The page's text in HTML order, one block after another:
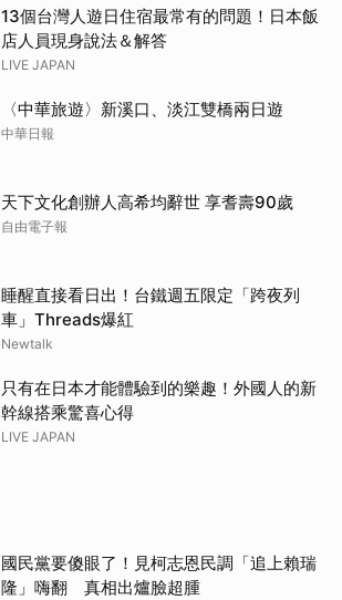
13個台灣人遊日住宿最常有的問題！日本飯
店人員現身說法＆解答
LIVE JAPAN
〈中華旅遊〉新溪口、淡江雙橋兩日遊
中華日報
天下文化創辦人高希均辭世 享耆壽90歲
自由電子報
睡醒直接看日出！台鐵週五限定「跨夜列
車」Threads爆紅
Newtalk
只有在日本才能體驗到的樂趣！外國人的新
幹線搭乘驚喜心得
LIVE JAPAN
國民黨要傻眼了！見柯志恩民調「追上賴瑞
隆」嗨翻 真相出爐臉超腫